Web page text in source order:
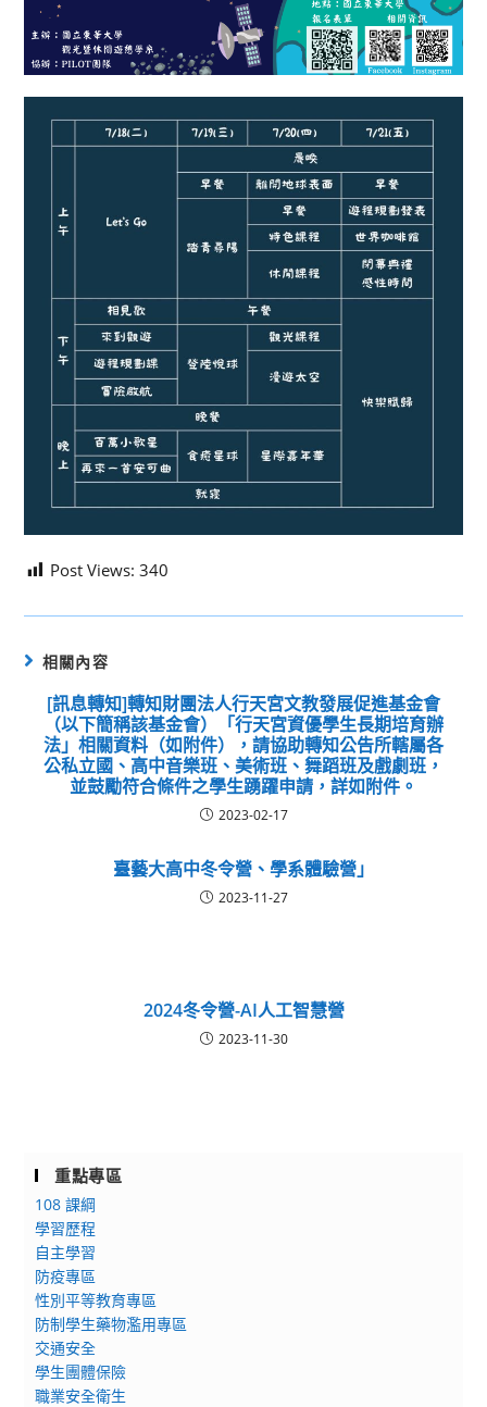
Post Views: 340
相關內容
[訊息轉知]轉知財團法人行天宮文教發展促進基金會
（以下簡稱該基金會）「行天宮資優學生長期培育辦
法」相關資料（如附件），請協助轉知公告所轄屬各
公私立國、高中音樂班、美術班、舞蹈班及戲劇班，
並鼓勵符合條件之學生踴躍申請，詳如附件。
2023-02-17
臺藝大高中冬令營、學系體驗營」
2023-11-27
2024冬令營-AI人工智慧營
2023-11-30
重點專區
108 課綱
學習歷程
自主學習
防疫專區
性別平等教育專區
防制學生藥物濫用專區
交通安全
學生團體保險
職業安全衛生